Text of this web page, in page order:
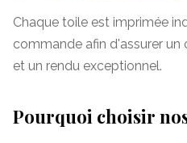
Chaque toile est imprimée
commande afin d'assurer
et un rendu exceptionnel.
Pourquoi choisir